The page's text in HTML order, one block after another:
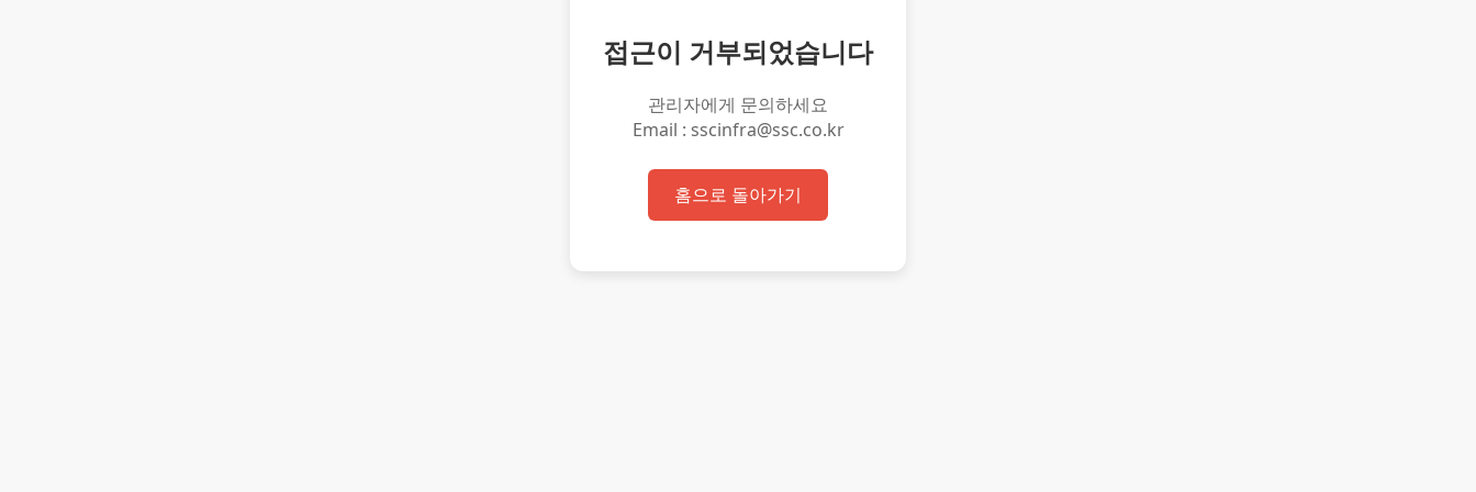
접근이 거부되었습니다
관리자에게 문의하세요
Email : sscinfra@ssc.co.kr
홈으로 돌아가기